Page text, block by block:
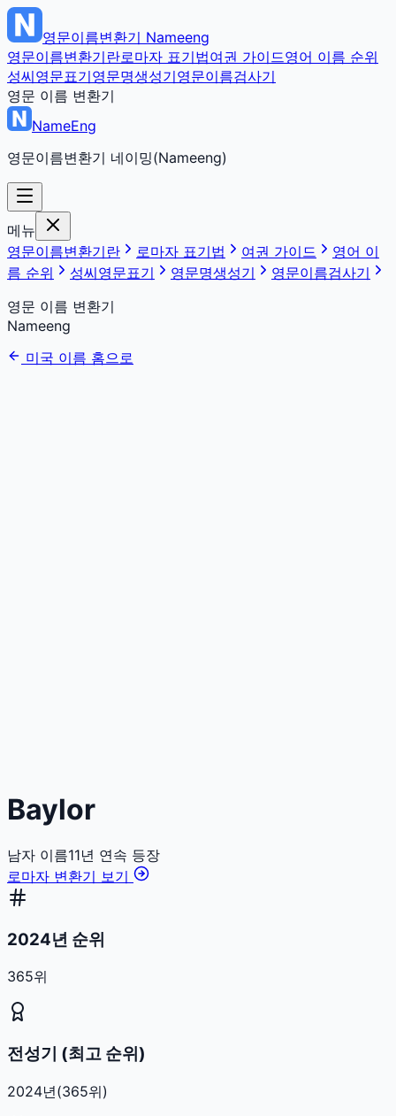
영문이름변환기 Nameeng
영문이름변환기란로마자 표기법여권 가이드영어 이름 순위
성씨영문표기영문명생성기영문이름검사기
영문 이름 변환기
NameEng
영문이름변환기 네이밍(Nameeng)
메뉴
영문이름변환기란
로마자 표기법 여권 가이드
영어 이
름 순위
성씨영문표기 영문명생성기
영문이름검사기
영문 이름 변환기
Nameeng
미국 이름 홈으로
Baylor
남자 이름11년 연속 등장
로마자 변환기 보기
2024년 순위
365위
전성기 (최고 순위)
2024년(365위)